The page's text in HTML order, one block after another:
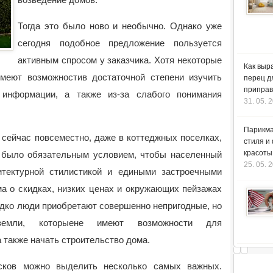
Тогда это было ново и необычно. Однако уже
сегодня подобное предложение пользуется
активным спросом у заказчика. Хотя некоторые
возможностив достаточной степени изучить
а также из-за слабого понимания
повсеместно, даже в коттеджных поселках,
было обязательным условием, чтобы населенный
стилистикой и едиными застроечными
о скидках, низких ценах и окружающих пейзажах
люди приобретают совершенно непригодные, но
которыене имеют возможности для
начать строительство дома.
можно выделить несколько самых важных.
Как
перец
приправ
31. 05.
стиля и
красоты
25. 05.